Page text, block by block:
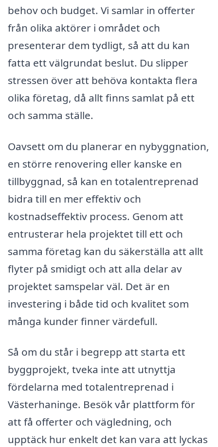
behov och budget. Vi samlar in offerter
från olika aktörer i området och
presenterar dem tydligt, så att du kan
fatta ett välgrundat beslut. Du slipper
stressen över att behöva kontakta flera
olika företag, då allt finns samlat på ett
och samma ställe.
Oavsett om du planerar en nybyggnation,
en större renovering eller kanske en
tillbyggnad, så kan en totalentreprenad
bidra till en mer effektiv och
kostnadseffektiv process. Genom att
entrusterar hela projektet till ett och
samma företag kan du säkerställa att allt
flyter på smidigt och att alla delar av
projektet samspelar väl. Det är en
investering i både tid och kvalitet som
många kunder finner värdefull.
Så om du står i begrepp att starta ett
byggprojekt, tveka inte att utnyttja
fördelarna med totalentreprenad i
Västerhaninge. Besök vår plattform för
att få offerter och vägledning, och
upptäck hur enkelt det kan vara att lyckas